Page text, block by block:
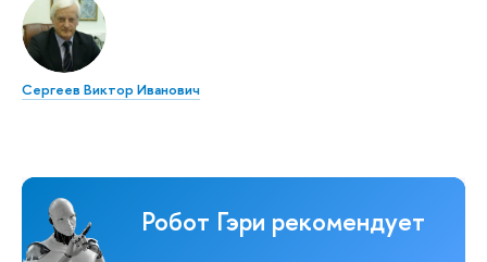
Сергеев Виктор Иванович
Робот Гэри рекомендует